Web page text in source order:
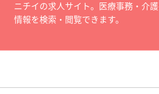
ニチイの求人サイト。医療事務・介
情報を検索・閲覧できます。